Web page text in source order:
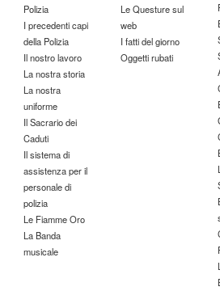
Polizia
I precedenti capi
della Polizia
Il nostro lavoro
La nostra storia
La nostra
uniforme
Il Sacrario dei
Caduti
Il sistema di
assistenza per il
personale di
polizia
Le Fiamme Oro
La Banda
musicale
Le Questure sul
web
I fatti del giorno
Oggetti rubati